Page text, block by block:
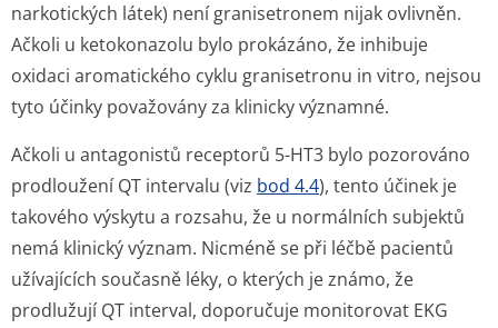
narkotických látek) není granisetronem nijak ovlivněn.
Ačkoli u ketokonazolu bylo prokázáno, že inhibuje
oxidaci aromatického cyklu granisetronu in vitro, nejsou
tyto účinky považovány za klinicky významné.
Ačkoli u antagonistů receptorů 5-HT3 bylo pozorováno
prodloužení QT intervalu (viz bod 4.4), tento účinek je
takového výskytu a rozsahu, že u normálních subjektů
nemá klinický význam. Nicméně se při léčbě pacientů
užívajících současně léky, o kterých je známo, že
prodlužují QT interval, doporučuje monitorovat EKG